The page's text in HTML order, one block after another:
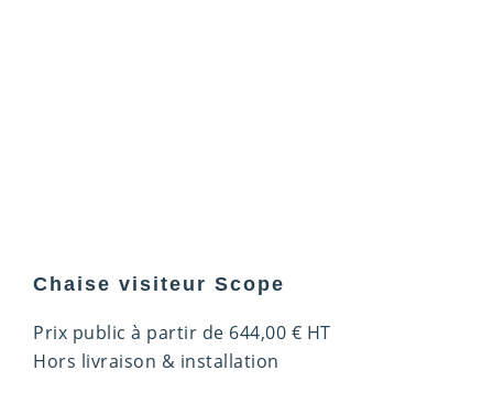
Chaise visiteur Scope
Prix public à partir de 644,00 € HT
Hors livraison & installation